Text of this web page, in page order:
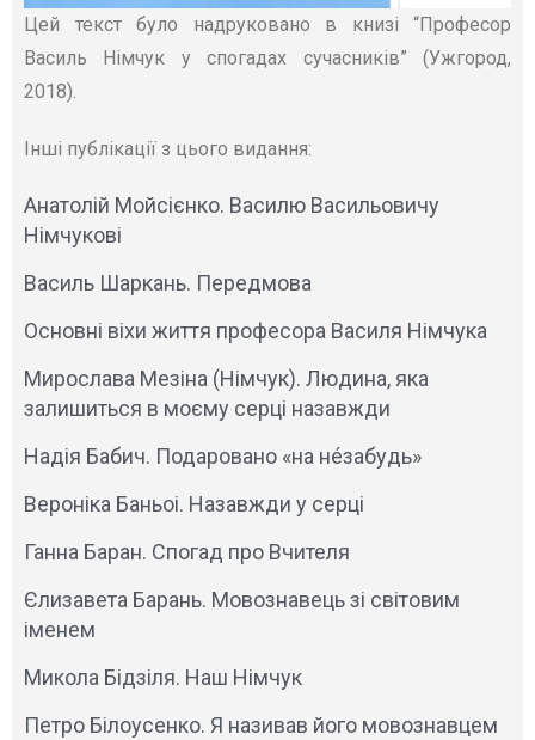
Цей текст було надруковано в книзі “Професор
Василь Німчук у спогадах сучасників” (Ужгород,
2018).
Інші публікації з цього видання:
Анатолій Мойсієнко. Василю Васильовичу
Німчукові
Василь Шаркань. Передмова
Основні віхи життя професора Василя Німчука
Мирослава Мезіна (Німчук). Людина, яка
залишиться в моєму серці назавжди
Надія Бабич. Подаровано «на нéзабудь»
Вероніка Баньоі. Назавжди у серці
Ганна Баран. Спогад про Вчителя
Єлизавета Барань. Мовознавець зі світовим
іменем
Микола Бідзіля. Наш Німчук
Петро Білоусенко. Я називав його мовознавцем